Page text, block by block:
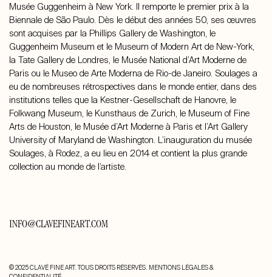
Musée Guggenheim à New York. Il remporte le premier prix à la
Biennale de São Paulo. Dès le début des années 50, ses œuvres
sont acquises par la Phillips Gallery de Washington, le
Guggenheim Museum et le Museum of Modern Art de New-York,
la Tate Gallery de Londres, le Musée National d’Art Moderne de
Paris ou le Museo de Arte Moderna de Rio-de Janeiro. Soulages a
eu de nombreuses rétrospectives dans le monde entier, dans des
institutions telles que la Kestner-Gesellschaft de Hanovre, le
Folkwang Museum, le Kunsthaus de Zurich, le Museum of Fine
Arts de Houston, le Musée d’Art Moderne à Paris et l’Art Gallery
University of Maryland de Washington. L’inauguration du musée
Soulages, à Rodez, a eu lieu en 2014 et contient la plus grande
collection au monde de l’artiste.
INFO@CLAVEFINEART.COM
© 2025 CLAVÉ FINE ART. TOUS DROITS RÉSERVÉS. MENTIONS LÉGALES &